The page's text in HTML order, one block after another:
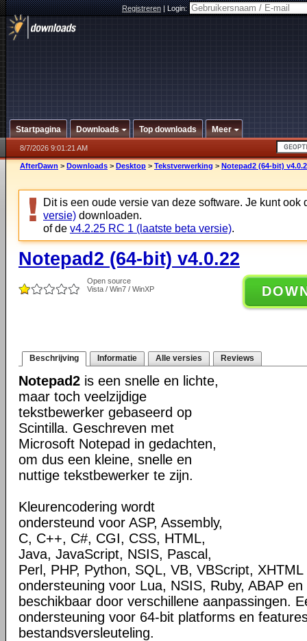
Registreren|Login:
Startpagina Downloads Top downloads Meer
8/7/2026 9:01:21 AM
AfterDawn > Downloads > Desktop > Tekstverwerking > Notepad2 (64-bit)
Dit is een oude versie van deze software. Je kunt ook
versie) downloaden.
of de v4.2.25 RC 1 (laatste beta versie).
Notepad2 (64-bit) v4.0.22
Open source
Vista / Win7 / WinXP
Beschrijving Informatie Alle versies Reviews
Notepad2 is een snelle en lichte,
maar toch veelzijdige
tekstbewerker gebaseerd op
Scintilla. Geschreven met
Microsoft Notepad in gedachten,
om dus een kleine, snelle en
nuttige tekstbewerker te zijn.
Kleurencodering wordt
ondersteund voor ASP, Assembly,
C, C++, C#, CGI, CSS, HTML,
Java, JavaScript, NSIS, Pascal,
Perl, PHP, Python, SQL, VB, VBScript,
ondersteuning voor Lua, NSIS, Ruby, ABAP
beschikbaar door verschillene aanpassingen.
ondersteuning voor 64-bit platforms en
bestandsversleuteling.